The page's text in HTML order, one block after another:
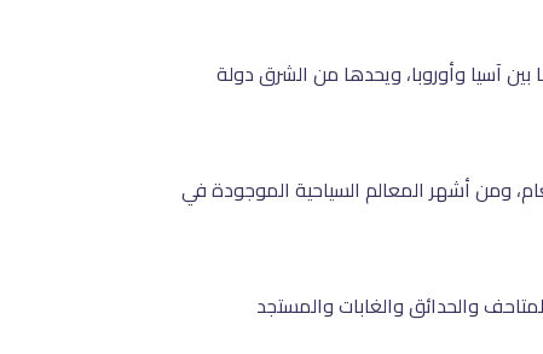
آسيا وأوروبا، ويحدها من الشرق دولة
ومن أشهر المعالم السياحية الموجودة في
والحدائق والغابات والمستجد